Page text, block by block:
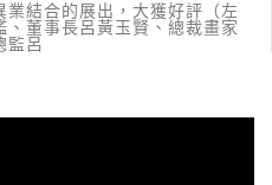
結合的展出，大獲好評（左
董事長呂黃玉賢、總裁畫家
監呂